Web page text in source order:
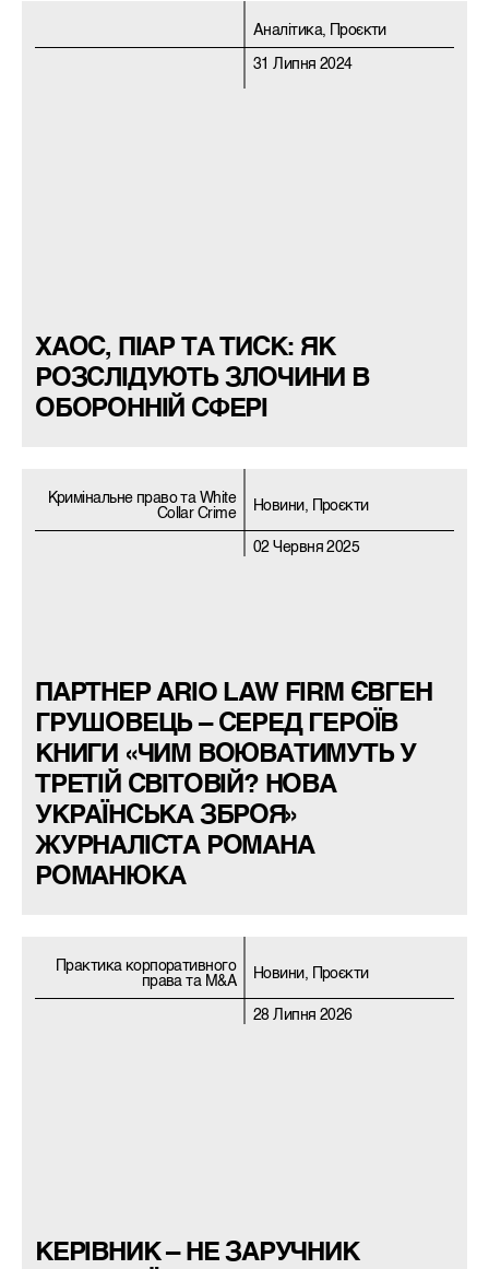
Аналітика, Проєкти
31 Липня 2024
ХАОС, ПІАР ТА ТИСК: ЯК
РОЗСЛІДУЮТЬ ЗЛОЧИНИ В
ОБОРОННІЙ СФЕРІ
Кримiнальне право та White
Collar Crime
Новини, Проєкти
02 Червня 2025
ПАРТНЕР ARIO LAW FIRM ЄВГЕН
ГРУШОВЕЦЬ – СЕРЕД ГЕРОЇВ
КНИГИ «ЧИМ ВОЮВАТИМУТЬ У
ТРЕТІЙ СВІТОВІЙ? НОВА
УКРАЇНСЬКА ЗБРОЯ»
ЖУРНАЛІСТА РОМАНА
РОМАНЮКА
Практика корпоративного
права та M&A
Новини, Проєкти
28 Липня 2026
КЕРІВНИК – НЕ ЗАРУЧНИК